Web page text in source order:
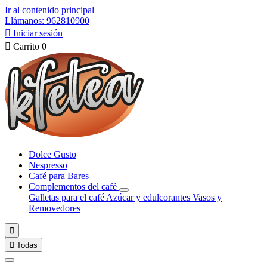
Ir al contenido principal
Llámanos: 962810900
 Iniciar sesión
 Carrito 0
Dolce Gusto
Nespresso
Café para Bares
Complementos del café
Galletas para el café Azúcar y edulcorantes Vasos y
Removedores

 Todas